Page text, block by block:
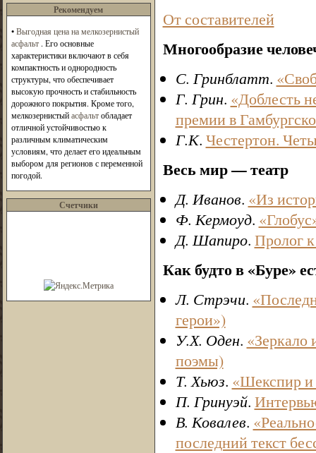
Рекомендуем
•Выгодная цена на мелкозернистый
асфальт. Его основные
характеристики включают в себя
компактность и однородность
структуры, что обеспечивает
высокую прочность и стабильность
дорожного покрытия. Кроме того,
мелкозернистыйасфальтобладает
отличной устойчивостью к
различным климатическим
условиям, что делает его идеальным
выбором для регионов с переменной
погодой.
Счетчики
От составителей
Многообразие
С. Гринблатт.
Г. Грин. «Доблесть
премии в
Г.К. Честертон.
Весь мир — театр
Д. Иванов. «Из
Ф. Кермоуд.
Д. Шапиро. Пролог
Как будто в «Буре»
Л. Стрэчи.
герои»)
У.Х. Оден.
поэмы)
Т. Хьюз. «Шекспир
П. Гринуэй.
В. Ковалев.
последний текст